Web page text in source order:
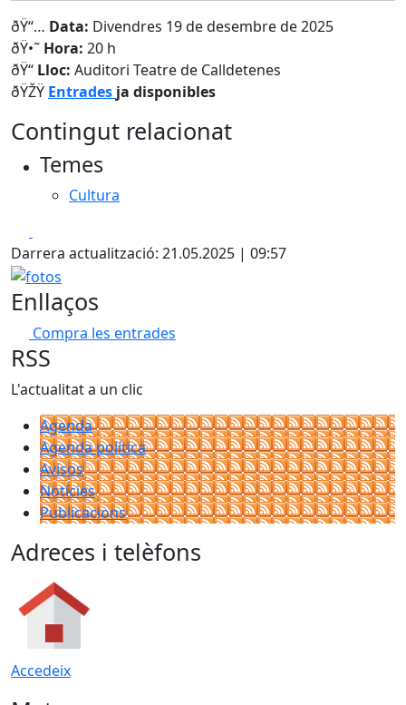
ðŸ“… Data: Divendres 19 de desembre de 2025
ðŸ•˜ Hora: 20 h
ðŸ“ Lloc: Auditori Teatre de Calldetenes
ðŸŽŸ️ Entrades ja disponibles
Contingut relacionat
Temes
Cultura
Darrera actualització: 21.05.2025 | 09:57
fotos
Enllaços
Compra les entrades
RSS
L'actualitat a un clic
Agenda
Agenda política
Avisos
Notícies
Publicacions
Adreces i telèfons
Accedeix